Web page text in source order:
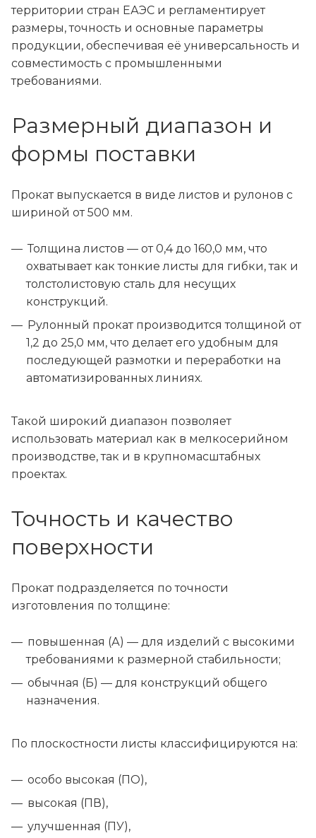
территории стран ЕАЭС и регламентирует
размеры, точность и основные параметры
продукции, обеспечивая её универсальность и
совместимость с промышленными
требованиями.
Размерный диапазон и
формы поставки
Прокат выпускается в виде листов и рулонов с
шириной от 500 мм.
Толщина листов — от 0,4 до 160,0 мм, что
охватывает как тонкие листы для гибки, так и
толстолистовую сталь для несущих
конструкций.
Рулонный прокат производится толщиной от
1,2 до 25,0 мм, что делает его удобным для
последующей размотки и переработки на
автоматизированных линиях.
Такой широкий диапазон позволяет
использовать материал как в мелкосерийном
производстве, так и в крупномасштабных
проектах.
Точность и качество
поверхности
Прокат подразделяется по точности
изготовления по толщине:
повышенная (А) — для изделий с высокими
требованиями к размерной стабильности;
обычная (Б) — для конструкций общего
назначения.
По плоскостности листы классифицируются на:
особо высокая (ПО),
высокая (ПВ),
улучшенная (ПУ),